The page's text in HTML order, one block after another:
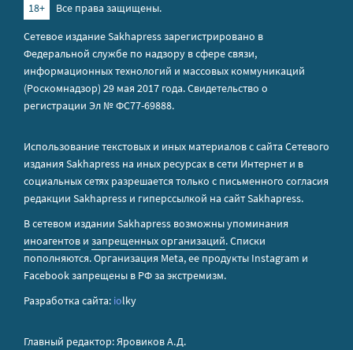
18+
Все права защищены.
Сетевое издание Sakhapress зарегистрировано в
Федеральной службе по надзору в сфере связи,
информационных технологий и массовых коммуникаций
(Роскомнадзор) 29 мая 2017 года. Свидетельство о
регистрации Эл № ФС77-69888.
Использование текстовых и иных материалов с сайта Сетевого
издания Sakhapress на иных ресурсах в сети Интернет и в
социальных сетях разрешается только с письменного согласия
редакции Sakhapress и гиперссылкой на сайт Sakhapress.
В сетевом издании Sakhapress возможны упоминания
иноагентов и запрещенных организаций. Списки
пополняются. Организация Metа, ее продукты Instagram и
Facebook запрещены в РФ за экстремизм.
Разработка сайта: iolky
Главный редактор: Яровиков А.Д.